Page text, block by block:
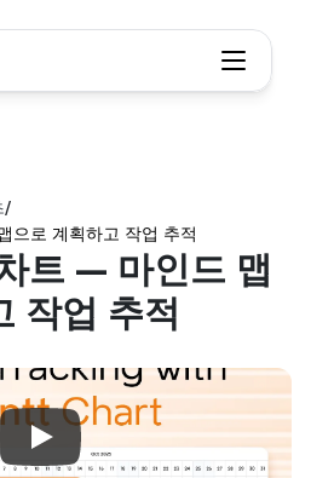
/
으로 계획하고 작업 추적
트 — 마인드 맵
작업 추적